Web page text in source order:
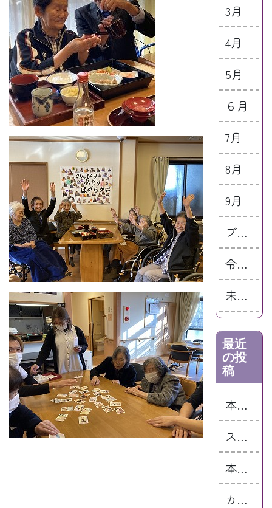
3月
4月
5月
６月
7月
8月
9月
ブログ
令和4年
未分類
最近
の投
稿
本日のご様子です！
スイカ割イベント！🍉
本日のまんてん小谷です😊
カラーボールを…